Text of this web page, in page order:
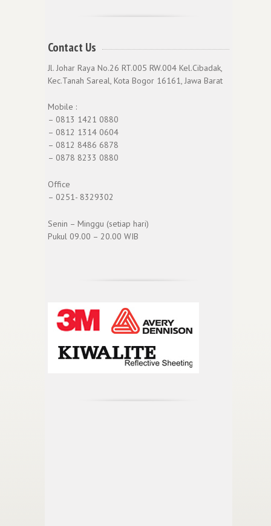
Contact Us
Jl. Johar Raya No.26 RT.005 RW.004 Kel.Cibadak,
Kec.Tanah Sareal, Kota Bogor 16161, Jawa Barat
Mobile :
– 0813 1421 0880
– 0812 1314 0604
– 0812 8486 6878
– 0878 8233 0880
Office
– 0251- 8329302
Senin – Minggu (setiap hari)
Pukul 09.00 – 20.00 WIB